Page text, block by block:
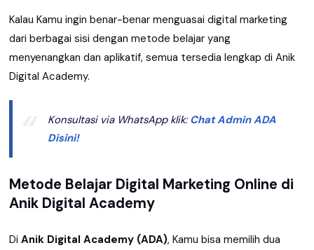
Kalau Kamu ingin benar-benar menguasai digital marketing
dari berbagai sisi dengan metode belajar yang
menyenangkan dan aplikatif, semua tersedia lengkap di Anik
Digital Academy.
Konsultasi via WhatsApp klik: Chat Admin ADA
Disini!
Metode Belajar Digital Marketing Online di
Anik Digital Academy
DiAnik Digital Academy (ADA), Kamu bisa memilih dua